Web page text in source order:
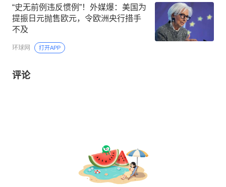
“史无前例违反惯例”！外媒爆：美国为
提振日元抛售欧元，令欧洲央行措手
不及
环球网 打开APP
评论